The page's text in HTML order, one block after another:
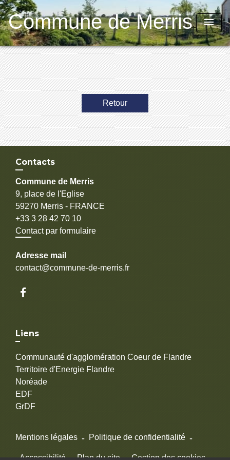
Commune de Merris menu
Retour
Contacts
Commune de Merris
9, place de l'Eglise
59270 Merris - FRANCE
+33 3 28 42 70 10
Contact par formulaire
Adresse mail
contact@commune-de-merris.fr
Liens
Communauté d'agglomération Coeur de Flandre
Territoire d'Energie Flandre
Noréade
EDF
GrDF
Mentions légales - Politique de confidentialité -
Accessibilité Plan du site Gestion des cookies